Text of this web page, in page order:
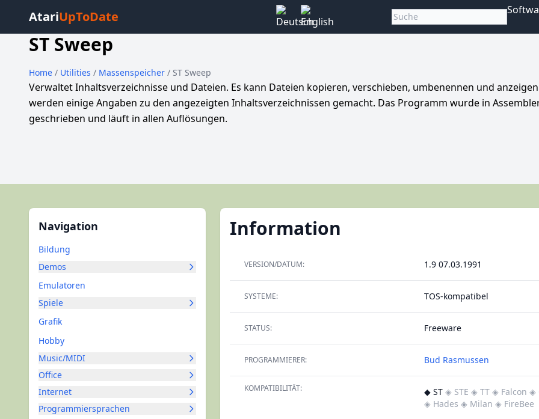
AtariUpToDate
ST Sweep
Home / Utilities / Massenspeicher / ST Sweep
Verwaltet Inhaltsverzeichnisse und Dateien. Es kann Dateien kopieren, verschieben, umbenennen und
werden einige Angaben zu den angezeigten Inhaltsverzeichnissen gemacht. Das Programm wurde in
geschrieben und läuft in allen Auflösungen.
Navigation
Bildung
Demos
Emulatoren
Spiele
Grafik
Hobby
Music/MIDI
Office
Internet
Programmiersprachen
Information
VERSION/DATUM: 1.9 07.03.1991
SYSTEME: TOS-kompatibel
STATUS: Freeware
PROGRAMMIERER: Bud Rasmussen
KOMPATIBILITÄT: ◆ ST ◈ STE ◈ TT ◈ Falcon ◈
◈ Hades ◈ Milan ◈ FireBee